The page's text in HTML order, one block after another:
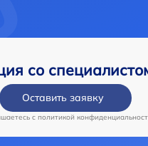
со
Оставить заявку
c политикой